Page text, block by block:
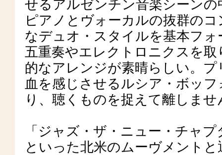
せるアルゼンチン音楽シーン
ピアノとヴォーカルの抜群の
なデュオ・スタイルを基本フ
五重奏やエレクトロニクスを
的なアレンジが素晴らしい。
血を感じさせるルシア・ボッ
り、聴くものを捉えて離しませ
「ジャズ・ザ・ニュー・チャ
といった北米のムーヴメント